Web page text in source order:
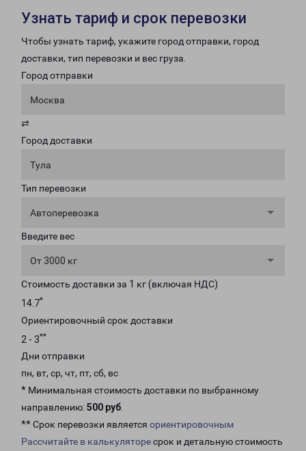
Узнать тариф и срок перевозки
Чтобы узнать тариф, укажите город отправки, город
доставки, тип перевозки и вес груза.
Город отправки
Москва
⇄
Город доставки
Тула
Тип перевозки
Автоперевозка
Введите вес
От 3000 кг
Стоимость доставки за 1 кг (включая НДС)
14.7*
Ориентировочный срок доставки
2 - 3**
Дни отправки
пн, вт, ср, чт, пт, сб, вс
* Минимальная стоимость доставки по выбранному
направлению: 500 руб.
** Срок перевозки является ориентировочным
Рассчитайте в калькуляторесрок и детальную стоимость